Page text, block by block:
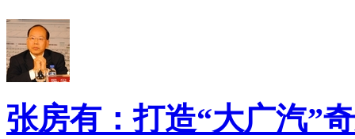
张房有：打造“大广汽”